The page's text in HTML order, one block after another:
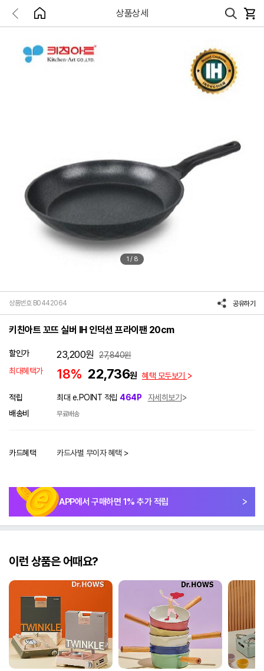
상품상세
1 / 8
상품번호 B0442064 공유하기
키친아트 꼬뜨 실버 IH 인덕션 프라이팬 20cm
할인가 23,200원 27,840원
최대혜택가
18% 22,736원 혜택 모두보기
적립 최대 e.POINT 적립 464P
자세히보기
배송비
무료배송
카드혜택 카드사별 무이자 혜택 >
APP에서 구매하면 1% 추가 적립
이런 상품은 어때요?